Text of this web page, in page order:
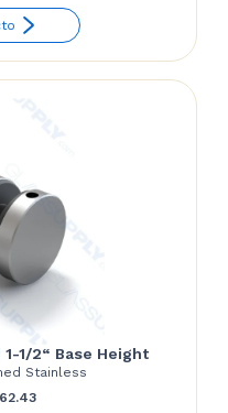
1/2“ Base Height
Stainless
Price